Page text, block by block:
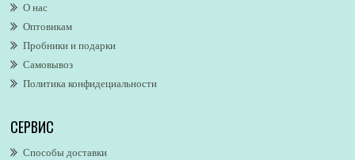
Alexandre. J
Alford & Hoff
Alfred Dunhill
Alfred Ritchy
Alfred Sung
AllSaints
Alsayad
О нас
Оптовикам
Пробники и подарки
Самовывоз
Политика конфидециальности
СЕРВИС
Способы доставки